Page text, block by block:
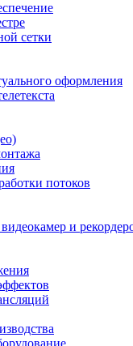
сетки
оформления
потоков
и